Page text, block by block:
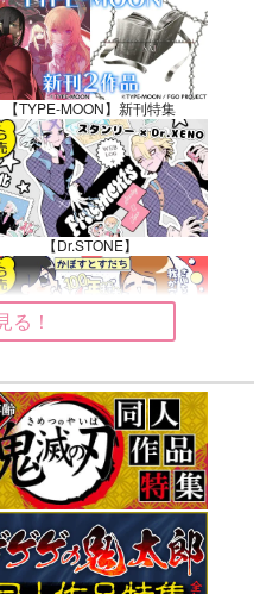
【TYPE-MOON】新刊特集
【Dr.STONE】
【オリジナル】
【刀剣乱舞】
る！